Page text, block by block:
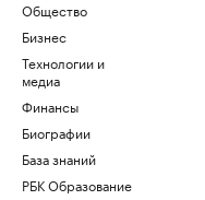
Общество
Бизнес
Технологии и
медиа
Финансы
Биографии
База знаний
РБК Образование